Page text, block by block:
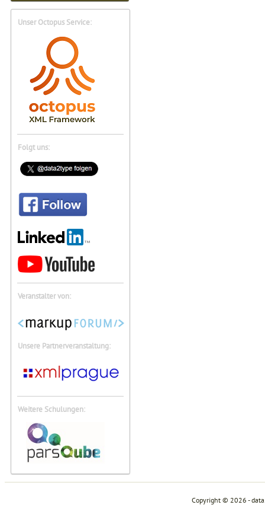
Unser Octopus Service:
Folgt uns:
Veranstalter von:
Unsere Partnerveranstaltung:
Weitere Schulungen:
Copyright © 2026 -